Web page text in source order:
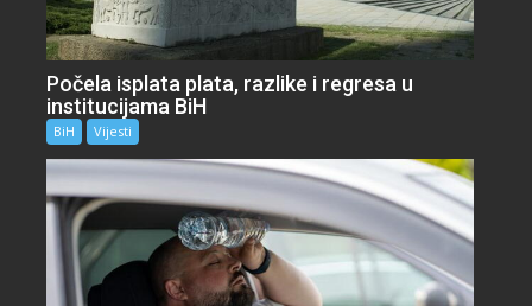
Počela isplata plata, razlike i regresa u
institucijama BiH
BiH Vijesti